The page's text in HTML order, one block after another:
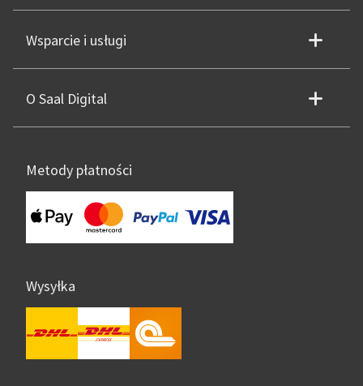
Wsparcie i usługi
O Saal Digital
Metody płatności
Wysyłka